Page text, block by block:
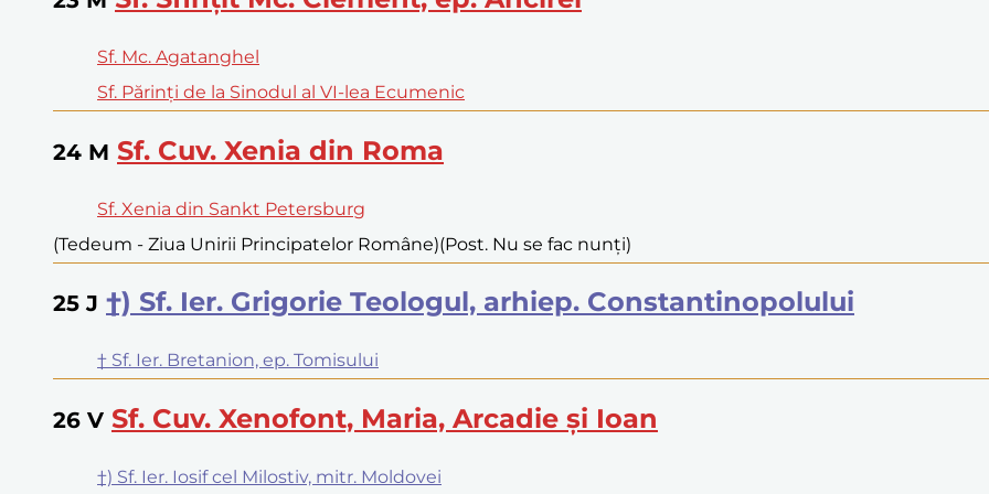
Sf. Mc. Agatanghel
Sf. Părinți de la Sinodul al VI-lea Ecumenic
24 M Sf. Cuv. Xenia din Roma
Sf. Xenia din Sankt Petersburg
(Tedeum - Ziua Unirii Principatelor Române)(Post. Nu se fac nunți)
25 J †) Sf. Ier. Grigorie Teologul, arhiep. Constantinopolului
† Sf. Ier. Bretanion, ep. Tomisului
26 V Sf. Cuv. Xenofont, Maria, Arcadie și Ioan
†) Sf. Ier. Iosif cel Milostiv, mitr. Moldovei